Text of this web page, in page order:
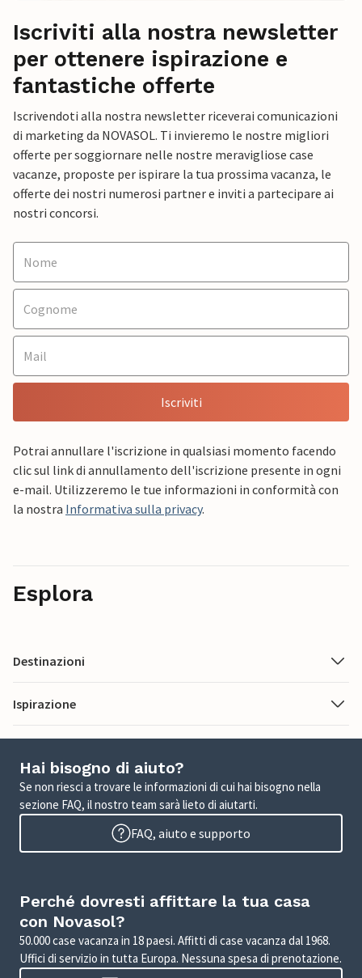
Iscriviti alla nostra newsletter
per ottenere ispirazione e
fantastiche offerte
Iscrivendoti alla nostra newsletter riceverai comunicazioni
di marketing da NOVASOL. Ti invieremo le nostre migliori
offerte per soggiornare nelle nostre meravigliose case
vacanze, proposte per ispirare la tua prossima vacanza, le
offerte dei nostri numerosi partner e inviti a partecipare ai
nostri concorsi.
Iscriviti
Potrai annullare l'iscrizione in qualsiasi momento facendo
clic sul link di annullamento dell'iscrizione presente in ogni
e-mail. Utilizzeremo le tue informazioni in conformità con
la nostra Informativa sulla privacy.
Esplora
Destinazioni
Ispirazione
Hai bisogno di aiuto?
Se non riesci a trovare le informazioni di cui hai bisogno nella
sezione FAQ, il nostro team sarà lieto di aiutarti.
FAQ, aiuto e supporto
Perché dovresti affittare la tua casa
con Novasol?
50.000 case vacanza in 18 paesi. Affitti di case vacanza dal 1968.
Uffici di servizio in tutta Europa. Nessuna spesa di prenotazione.